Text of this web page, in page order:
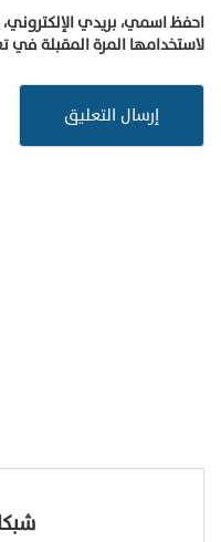
احفظ اسمي، بريدي
لاستخدامها المرة المقبلة في